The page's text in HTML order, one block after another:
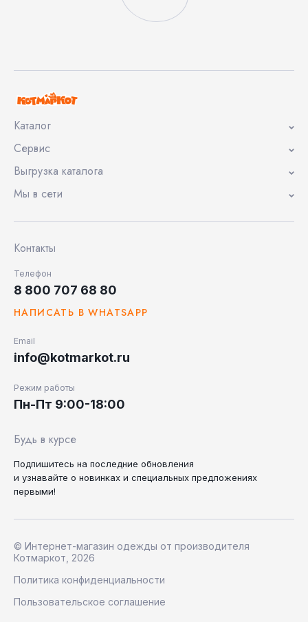
Каталог
Сервис
Выгрузка каталога
Мы в сети
Контакты
Телефон
8 800 707 68 80
НАПИСАТЬ В WHATSAPP
Email
info@kotmarkot.ru
Режим работы
Пн-Пт 9:00-18:00
Будь в курсе
Подпишитесь на последние обновления
и узнавайте о новинках и специальных предложениях
первыми!
© Интернет-магазин одежды от производителя
Котмаркот, 2026
Политика конфиденциальности
Пользовательское соглашение